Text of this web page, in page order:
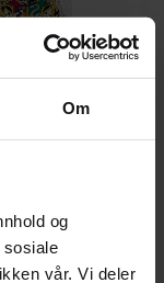
Om
og
sosiale
vår. Vi deler
Nøkkelring
KJØP